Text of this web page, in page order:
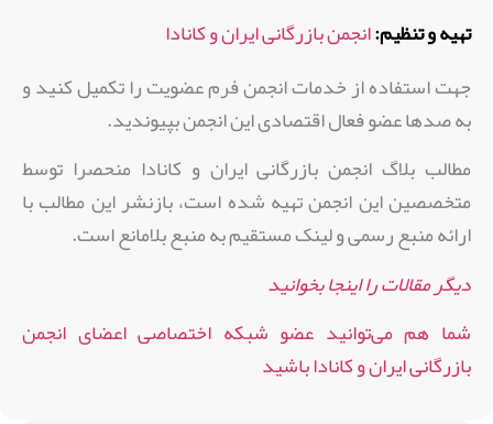
تهیه و تنظیم:انجمن بازرگانی ایران و کانادا
جهت استفاده از خدمات انجمن فرم عضویت را تکمیل کنید و
به صدها عضو فعال اقتصادی این انجمن بپیوندید.
مطالب بلاگ انجمن بازرگانی ایران و کانادا منحصرا توسط
متخصصین این انجمن تهیه شده است، بازنشر این مطالب با
ارائه منبع رسمی و لینک مستقیم به منبع بلامانع است.
دیگر مقالات را اینجا بخوانید
شما هم می‌توانید عضو شبکه اختصاصی اعضای انجمن
بازرگانی ایران و کانادا باشید